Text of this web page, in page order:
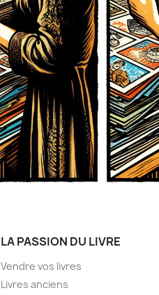
LA PASSION DU LIVRE
Vendre vos livres
Livres anciens